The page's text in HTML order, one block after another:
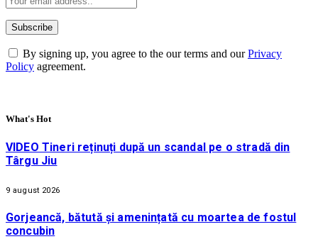
By signing up, you agree to the our terms and ourPrivacy
Policy agreement.
What's Hot
VIDEO Tineri reținuți după un scandal pe o stradă din
Târgu Jiu
9 august 2026
Gorjeancă, bătută și amenințată cu moartea de fostul
concubin